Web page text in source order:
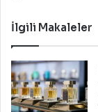
İlgili Makaleler